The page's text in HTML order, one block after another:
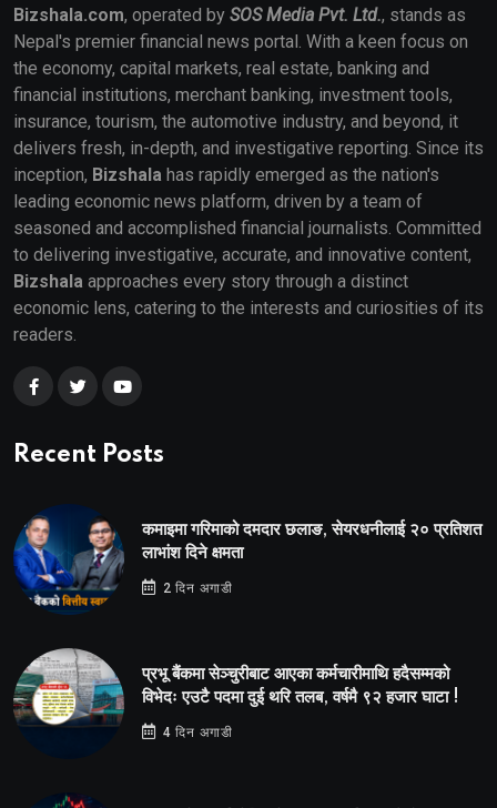
Bizshala.com, operated by SOS Media Pvt. Ltd., stands as
Nepal's premier financial news portal. With a keen focus on
the economy, capital markets, real estate, banking and
financial institutions, merchant banking, investment tools,
insurance, tourism, the automotive industry, and beyond, it
delivers fresh, in-depth, and investigative reporting. Since its
inception, Bizshala has rapidly emerged as the nation's
leading economic news platform, driven by a team of
seasoned and accomplished financial journalists. Committed
to delivering investigative, accurate, and innovative content,
Bizshala approaches every story through a distinct
economic lens, catering to the interests and curiosities of its
readers.
Recent Posts
कमाइमा गरिमाको दमदार छलाङ, सेयरधनीलाई २० प्रतिशत
लाभांश दिने क्षमता
2 दिन अगाडी
प्रभू बैंकमा सेञ्चुरीबाट आएका कर्मचारीमाथि हदैसम्मको
विभेदः एउटै पदमा दुई थरि तलब, वर्षमै ९२ हजार घाटा !
4 दिन अगाडी